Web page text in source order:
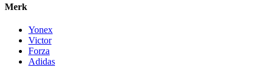
Merk
Yonex
Victor
Forza
Adidas